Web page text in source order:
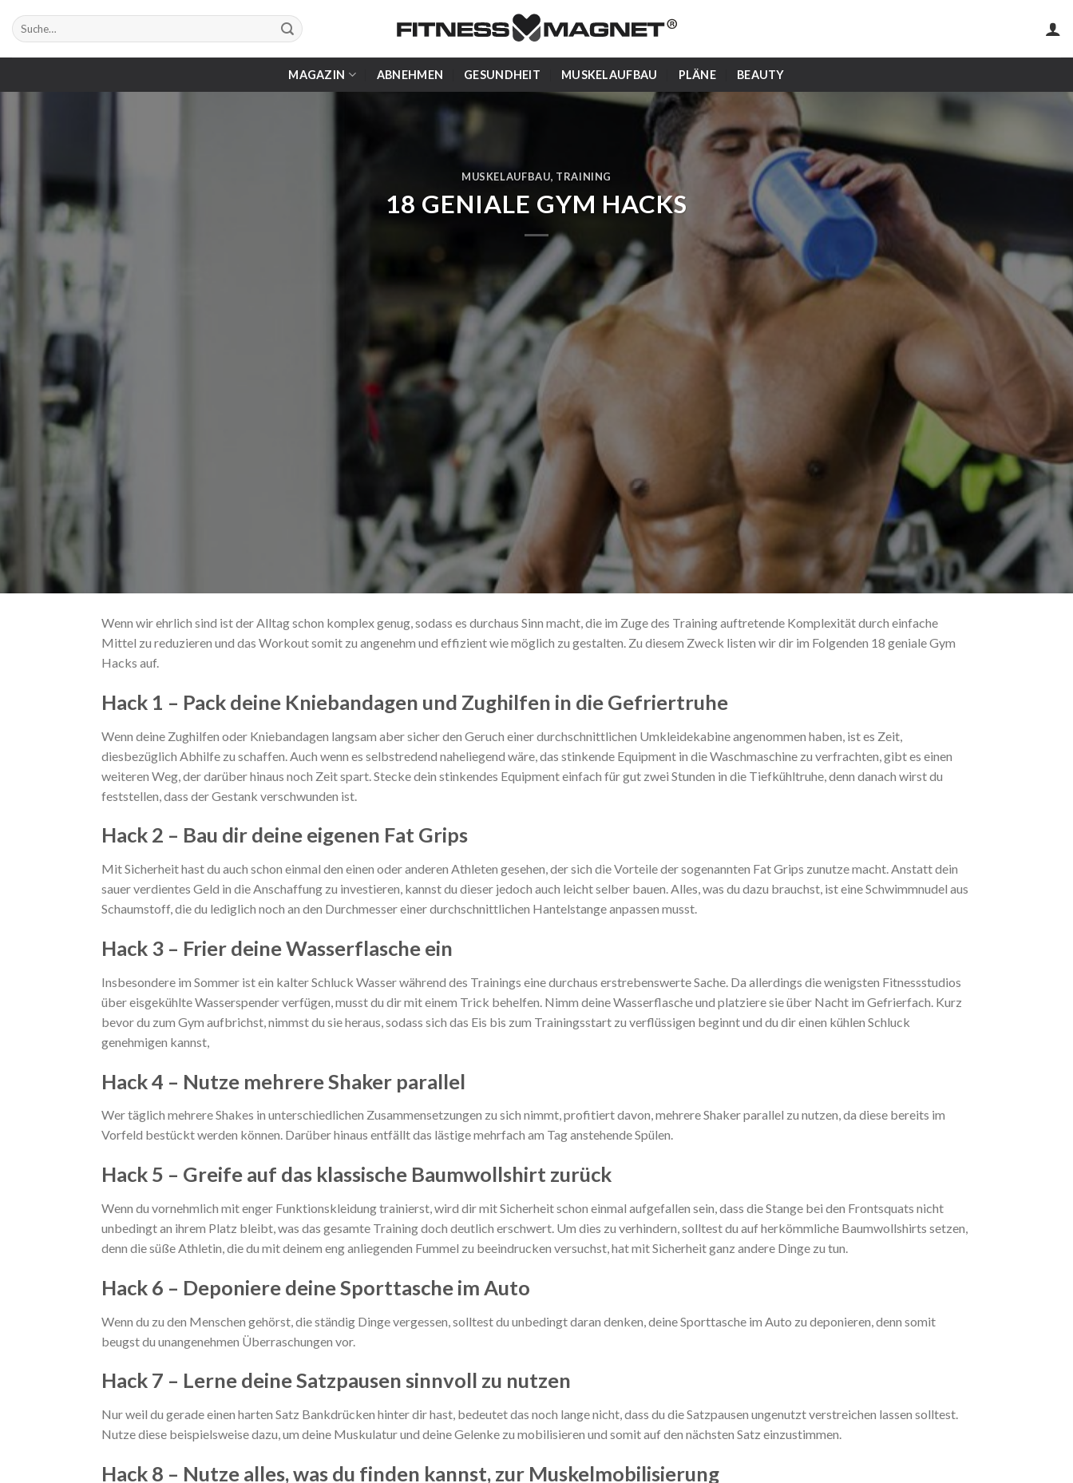
Inhalt
Suche
nach:
MAGAZIN ABNEHMEN GESUNDHEIT MUSKELAUFBAU PLÄNE BEAUTY
MUSKELAUFBAU, TRAINING
18 GENIALE GYM HACKS
Wenn wir ehrlich sind ist der Alltag schon komplex genug, sodass es durchaus Sinn macht, die im Zuge des Training auftretende Komplexität durch einfache
Mittel zu reduzieren und das Workout somit zu angenehm und effizient wie möglich zu gestalten. Zu diesem Zweck listen wir dir im Folgenden 18 geniale Gym
Hacks auf.
Hack 1 – Pack deine Kniebandagen und Zughilfen in die Gefriertruhe
Wenn deine Zughilfen oder Kniebandagen langsam aber sicher den Geruch einer durchschnittlichen Umkleidekabine angenommen haben, ist es Zeit,
diesbezüglich Abhilfe zu schaffen. Auch wenn es selbstredend naheliegend wäre, das stinkende Equipment in die Waschmaschine zu verfrachten, gibt es einen
weiteren Weg, der darüber hinaus noch Zeit spart. Stecke dein stinkendes Equipment einfach für gut zwei Stunden in die Tiefkühltruhe, denn danach wirst du
feststellen, dass der Gestank verschwunden ist.
Hack 2 – Bau dir deine eigenen Fat Grips
Mit Sicherheit hast du auch schon einmal den einen oder anderen Athleten gesehen, der sich die Vorteile der sogenannten Fat Grips zunutze macht. Anstatt dein
sauer verdientes Geld in die Anschaffung zu investieren, kannst du dieser jedoch auch leicht selber bauen. Alles, was du dazu brauchst, ist eine Schwimmnudel aus
Schaumstoff, die du lediglich noch an den Durchmesser einer durchschnittlichen Hantelstange anpassen musst.
Hack 3 – Frier deine Wasserflasche ein
Insbesondere im Sommer ist ein kalter Schluck Wasser während des Trainings eine durchaus erstrebenswerte Sache. Da allerdings die wenigsten Fitnessstudios
über eisgekühlte Wasserspender verfügen, musst du dir mit einem Trick behelfen. Nimm deine Wasserflasche und platziere sie über Nacht im Gefrierfach. Kurz
bevor du zum Gym aufbrichst, nimmst du sie heraus, sodass sich das Eis bis zum Trainingsstart zu verflüssigen beginnt und du dir einen kühlen Schluck
genehmigen kannst,
Hack 4 – Nutze mehrere Shaker parallel
Wer täglich mehrere Shakes in unterschiedlichen Zusammensetzungen zu sich nimmt, profitiert davon, mehrere Shaker parallel zu nutzen, da diese bereits im
Vorfeld bestückt werden können. Darüber hinaus entfällt das lästige mehrfach am Tag anstehende Spülen.
Hack 5 – Greife auf das klassische Baumwollshirt zurück
Wenn du vornehmlich mit enger Funktionskleidung trainierst, wird dir mit Sicherheit schon einmal aufgefallen sein, dass die Stange bei den Frontsquats nicht
unbedingt an ihrem Platz bleibt, was das gesamte Training doch deutlich erschwert. Um dies zu verhindern, solltest du auf herkömmliche Baumwollshirts setzen,
denn die süße Athletin, die du mit deinem eng anliegenden Fummel zu beeindrucken versuchst, hat mit Sicherheit ganz andere Dinge zu tun.
Hack 6 – Deponiere deine Sporttasche im Auto
Wenn du zu den Menschen gehörst, die ständig Dinge vergessen, solltest du unbedingt daran denken, deine Sporttasche im Auto zu deponieren, denn somit
beugst du unangenehmen Überraschungen vor.
Hack 7 – Lerne deine Satzpausen sinnvoll zu nutzen
Nur weil du gerade einen harten Satz Bankdrücken hinter dir hast, bedeutet das noch lange nicht, dass du die Satzpausen ungenutzt verstreichen lassen solltest.
Nutze diese beispielsweise dazu, um deine Muskulatur und deine Gelenke zu mobilisieren und somit auf den nächsten Satz einzustimmen.
Hack 8 – Nutze alles, was du finden kannst, zur Muskelmobilisierung